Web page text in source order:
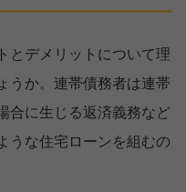
とデメリットについて理
うか。連帯債務者は連帯
合に生じる返済義務など
うな住宅ローンを組むの